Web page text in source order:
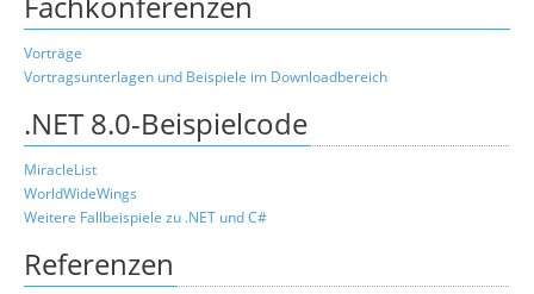
Vorträge
Vortragsunterlagen und Beispiele im Downloadbereich
.NET 8.0-Beispielcode
MiracleList
WorldWideWings
Weitere Fallbeispiele zu .NET und C#
Referenzen